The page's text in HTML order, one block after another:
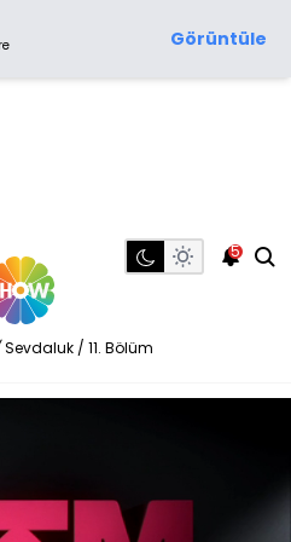
Görüntüle
5
Sevdaluk / 11. Bölüm